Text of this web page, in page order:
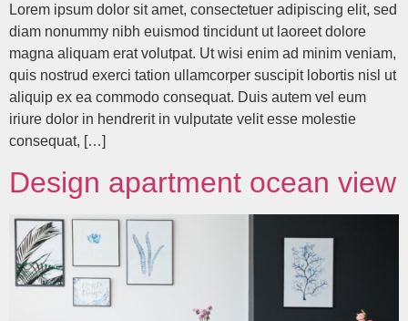
Lorem ipsum dolor sit amet, consectetuer adipiscing elit, sed
diam nonummy nibh euismod tincidunt ut laoreet dolore
magna aliquam erat volutpat. Ut wisi enim ad minim veniam,
quis nostrud exerci tation ullamcorper suscipit lobortis nisl ut
aliquip ex ea commodo consequat. Duis autem vel eum
iriure dolor in hendrerit in vulputate velit esse molestie
consequat, […]
Design apartment ocean view